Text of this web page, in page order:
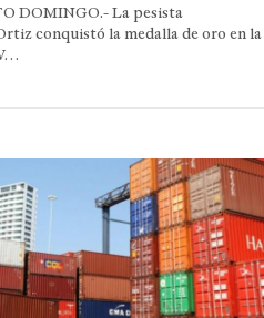
DOMINGO.- La pesista
conquistó la medalla de oro en la